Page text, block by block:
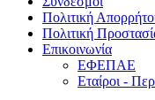
Πολιτική
Πολιτική
Επικοινωνία
ΕΦΕΠΑΕ
Εταίροι -